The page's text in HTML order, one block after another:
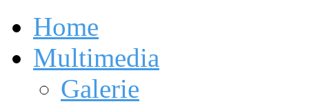
Home
Multimedia
Galerie